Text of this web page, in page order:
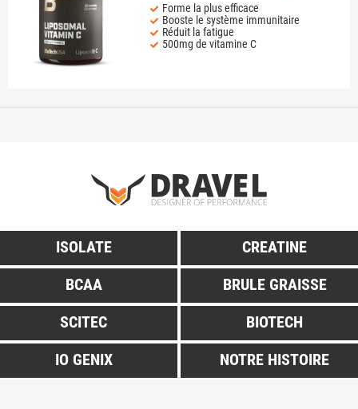
Forme la plus efficace
Booste le système immunitaire
Réduit la fatigue
500mg de vitamine C
ISOLATE
CREATINE
BCAA
BRULE GRAISSE
SCITEC
BIOTECH
IO GENIX
NOTRE HISTOIRE